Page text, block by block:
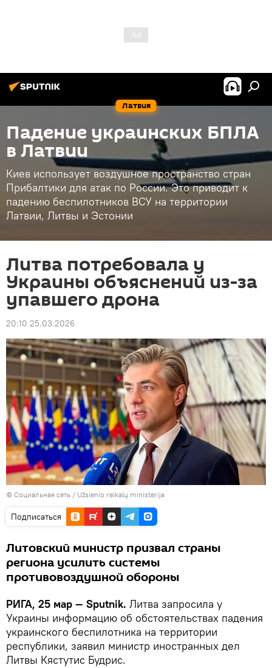
Латвия
Падение украинских БПЛА
в Латвии
Киев использует воздушное пространство стран
Прибалтики для атак по России. Это приводит к
падению беспилотников ВСУ на территории
Латвии, Литвы и Эстонии
Литва потребовала у
Украины объяснений из-за
упавшего дрона
20:10 25.03.2026
© Социальная сеть / Užsienio reikalų ministerija
Подписаться
Литовский министр призвал страны
региона усилить системы
противовоздушной обороны
РИГА, 25 мар — Sputnik. Литва запросила у
Украины информацию об обстоятельствах падения
украинского беспилотника на территории
республики, заявил министр иностранных дел
Литвы Кястутис Будрис.